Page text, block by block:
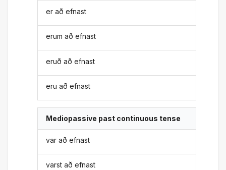
er að efnast
erum að efnast
eruð að efnast
eru að efnast
Mediopassive past continuous tense
var að efnast
varst að efnast